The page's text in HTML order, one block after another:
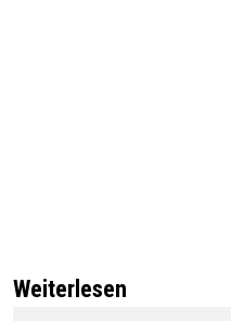
Weiterlesen